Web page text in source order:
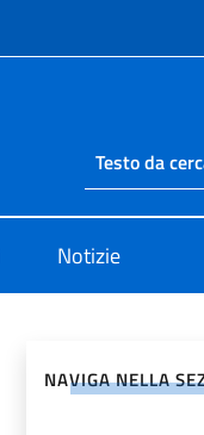
Cerca nel sito
Notizie
NAVIGA NELLA